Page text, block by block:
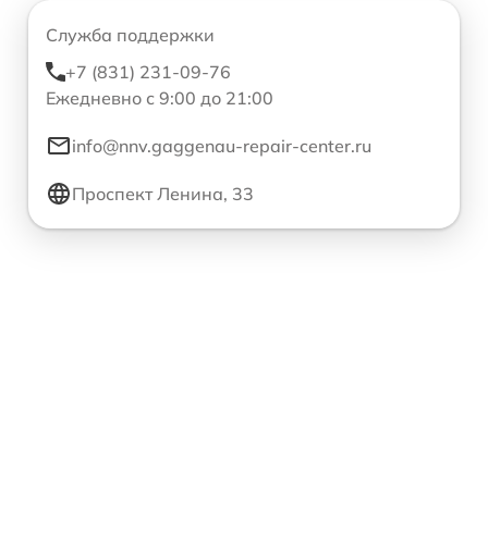
Служба поддержки
+7 (831) 231-09-76
Ежедневно с 9:00 до 21:00
info@nnv.gaggenau-repair-center.ru
Проспект Ленина, 33